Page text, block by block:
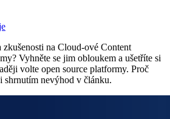
zkušenosti na Cloud-ové Content
Vyhněte se jim obloukem a ušetříte si
volte open source platformy. Proč
shrnutím nevýhod v článku.